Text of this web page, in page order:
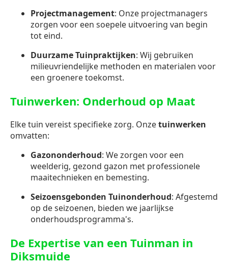
Projectmanagement: Onze projectmanagers
zorgen voor een soepele uitvoering van begin
tot eind.
Duurzame Tuinpraktijken: Wij gebruiken
milieuvriendelijke methoden en materialen voor
een groenere toekomst.
Tuinwerken: Onderhoud op Maat
Elke tuin vereist specifieke zorg. Onzetuinwerken
omvatten:
Gazononderhoud: We zorgen voor een
weelderig, gezond gazon met professionele
maaitechnieken en bemesting.
Seizoensgebonden Tuinonderhoud: Afgestemd
op de seizoenen, bieden we jaarlijkse
onderhoudsprogramma's.
De Expertise van een Tuinman in
Diksmuide